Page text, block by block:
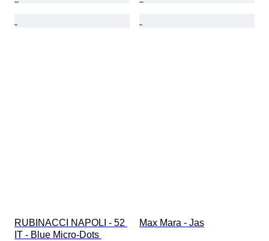
RUBINACCI NAPOLI - 52
IT - Blue Micro-Dots
Max Mara - Jas